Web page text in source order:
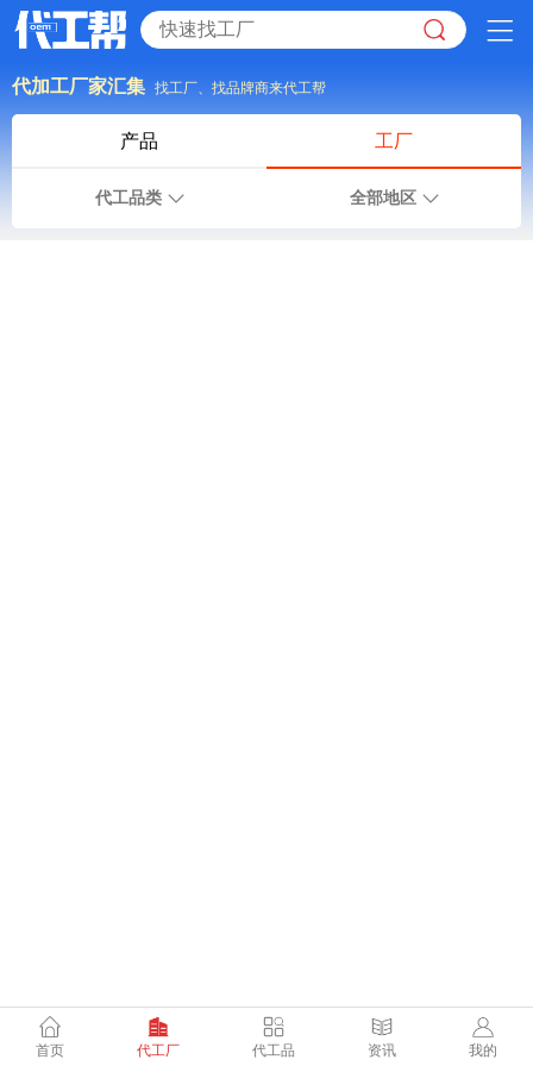
代加工厂家汇集 找工厂、找品牌商来代工帮
产品 工厂
代工品类 全部地区
首页 代工厂 代工品 资讯 我的